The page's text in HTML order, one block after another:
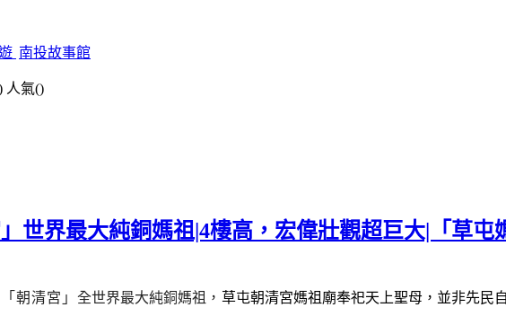
南投故事館
人氣()
世界最大純銅媽祖|4樓高，宏偉壯觀超巨大|「草屯
朝清宮」 全世界最大純銅媽祖 ， 草屯朝清宮媽祖廟奉祀天上聖母，並非先民